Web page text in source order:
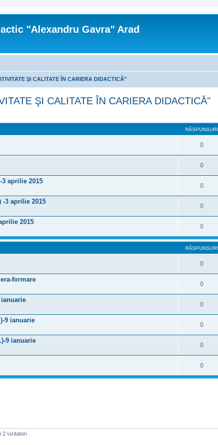
"Alexandru Gavra" Arad
ŞI CALITATE ÎN CARIERA DIDACTICĂ"
ŞI CALITATE ÎN CARIERA DIDACTICĂ"
RĂSPUNSURI
0
0
3 aprilie 2015
0
-3 aprilie 2015
0
2015
0
RĂSPUNSURI
0
formare
0
ianuarie
0
9 ianuarie
0
9 ianuarie
0
0
2 vizitatori